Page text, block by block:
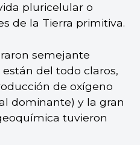
pluricelular o
de la Tierra primitiva.
semejante
del todo claros,
de oxígeno
dominante) y la gran
tuvieron